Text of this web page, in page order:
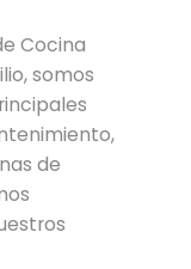
Cocina
somos
de